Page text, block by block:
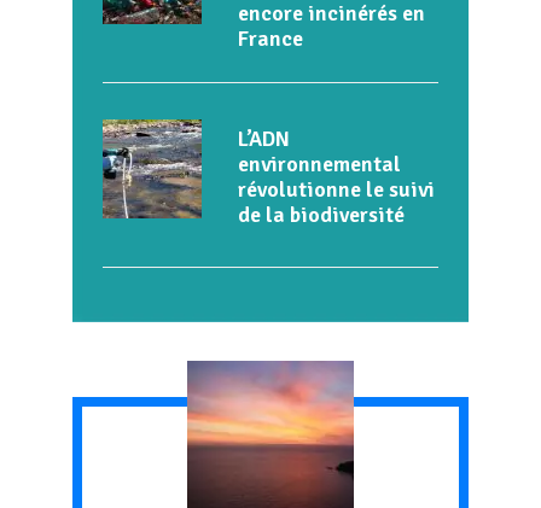
encore incinérés en
France
L’ADN
environnemental
révolutionne le suivi
de la biodiversité